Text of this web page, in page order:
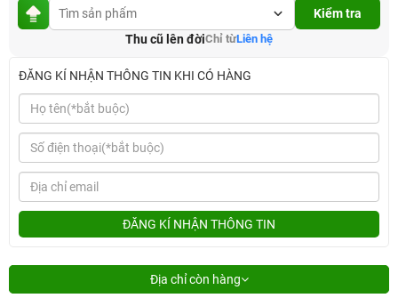
Kiểm tra
Thu cũ lên đờiChỉ từLiên hệ
ĐĂNG KÍ NHẬN THÔNG TIN KHI CÓ HÀNG
ĐĂNG KÍ NHẬN THÔNG TIN
Địa chỉ còn hàng